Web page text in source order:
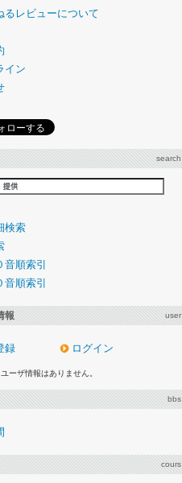
るレビューについて
イン
search
検索
順索引
順索引
報 user
録 ログイン
ーザ情報はありません。
bbs
cours